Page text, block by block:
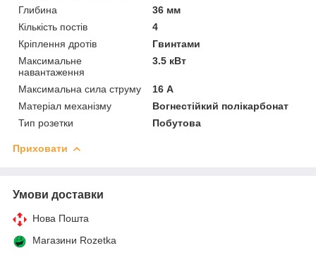
Глибина
36 мм
Кількість постів
4
Кріплення дротів
Гвинтами
Максимальне
навантаження
3.5 кВт
Максимальна сила струму
16 А
Матеріал механізму
Вогнестійкий полікарбонат
Тип розетки
Побутова
Приховати
Умови доставки
Нова Пошта
Магазини Rozetka